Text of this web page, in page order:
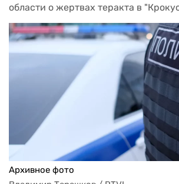
области о жертвах теракта в
Архивное фото